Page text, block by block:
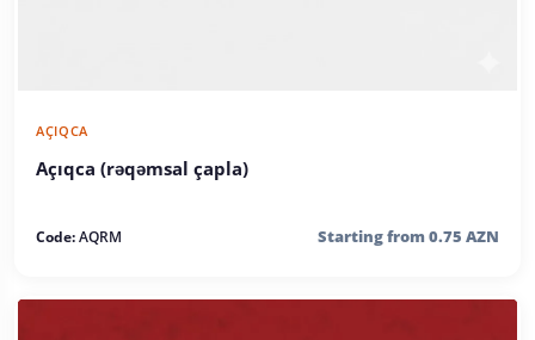
AÇIQCA
Açıqca (rəqəmsal çapla)
Code:AQRM Starting from 0.75 AZN